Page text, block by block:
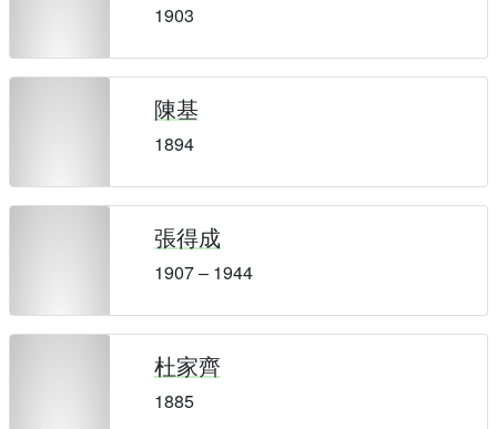
1903
陳基
1894
張得成
1907 – 1944
杜家齊
1885